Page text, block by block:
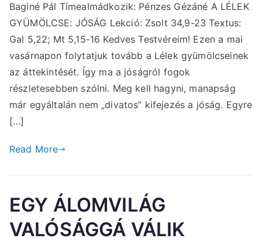
Baginé Pál TímeaImádkozik: Pénzes Gézáné A LÉLEK
GYÜMÖLCSE: JÓSÁG Lekció: Zsolt 34,9-23 Textus:
Gal 5,22; Mt 5,15-16 Kedves Testvéreim! Ezen a mai
vasárnapon folytatjuk tovább a Lélek gyümölcseinek
az áttekintését. Így ma a jóságról fogok
részletesebben szólni. Meg kell hagyni, manapság
már egyáltalán nem „divatos” kifejezés a jóság. Egyre
[…]
Read More
EGY ÁLOMVILÁG
VALÓSÁGGÁ VÁLIK